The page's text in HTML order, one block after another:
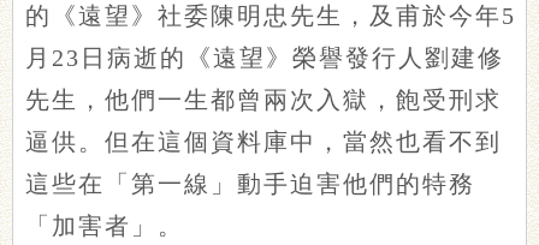
的《遠望》社委陳明忠先生，及甫於今年5
月23日病逝的《遠望》榮譽發行人劉建修
先生，他們一生都曾兩次入獄，飽受刑求
逼供。但在這個資料庫中，當然也看不到
這些在「第一線」動手迫害他們的特務
「加害者」。